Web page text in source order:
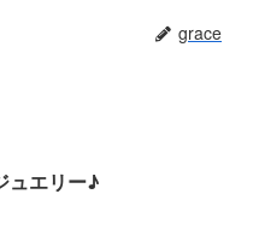
grace
ュエリー♪